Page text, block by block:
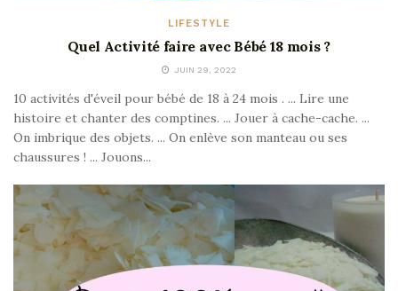
LIFESTYLE
Quel Activité faire avec Bébé 18 mois ?
JUIN 29, 2022
10 activités d'éveil pour bébé de 18 à 24 mois . ... Lire une
histoire et chanter des comptines. ... Jouer à cache-cache. ...
On imbrique des objets. ... On enlève son manteau ou ses
chaussures ! ... Jouons...